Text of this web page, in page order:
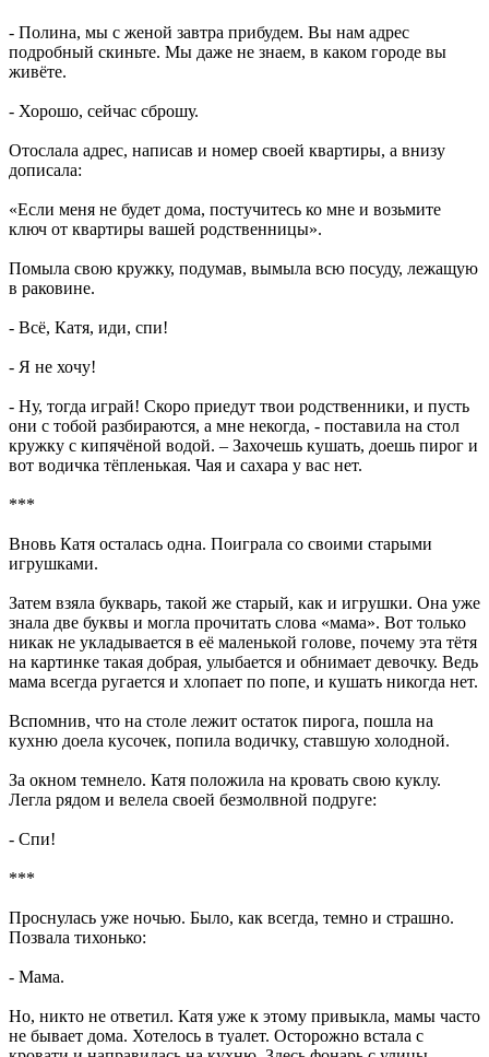
- Полина, мы с женой завтра прибудем. Вы нам адрес
подробный скиньте. Мы даже не знаем, в каком городе вы
живёте.
- Хорошо, сейчас сброшу.
Отослала адрес, написав и номер своей квартиры, а внизу
дописала:
«Если меня не будет дома, постучитесь ко мне и возьмите
ключ от квартиры вашей родственницы».
Помыла свою кружку, подумав, вымыла всю посуду, лежащую
в раковине.
- Всё, Катя, иди, спи!
- Я не хочу!
- Ну, тогда играй! Скоро приедут твои родственники, и пусть
они с тобой разбираются, а мне некогда, - поставила на стол
кружку с кипячёной водой. – Захочешь кушать, доешь пирог и
вот водичка тёпленькая. Чая и сахара у вас нет.
***
Вновь Катя осталась одна. Поиграла со своими старыми
игрушками.
Затем взяла букварь, такой же старый, как и игрушки. Она уже
знала две буквы и могла прочитать слова «мама». Вот только
никак не укладывается в её маленькой голове, почему эта тётя
на картинке такая добрая, улыбается и обнимает девочку. Ведь
мама всегда ругается и хлопает по попе, и кушать никогда нет.
Вспомнив, что на столе лежит остаток пирога, пошла на
кухню доела кусочек, попила водичку, ставшую холодной.
За окном темнело. Катя положила на кровать свою куклу.
Легла рядом и велела своей безмолвной подруге:
- Спи!
***
Проснулась уже ночью. Было, как всегда, темно и страшно.
Позвала тихонько:
- Мама.
Но, никто не ответил. Катя уже к этому привыкла, мамы часто
не бывает дома. Хотелось в туалет. Осторожно встала с